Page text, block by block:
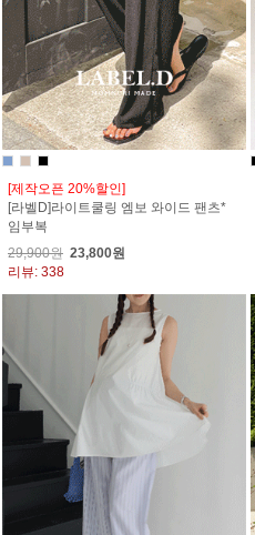
[제작오픈 20%할인]
[라벨D]라이트쿨링 엠보 와이드 팬츠*
임부복
29,900원 23,800원
리뷰: 338